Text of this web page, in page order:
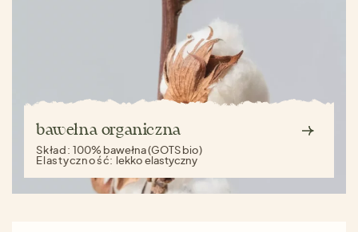
bawełna organiczna
Skład:100% bawełna (GOTS bio)
Elastyczność: lekko elastyczny